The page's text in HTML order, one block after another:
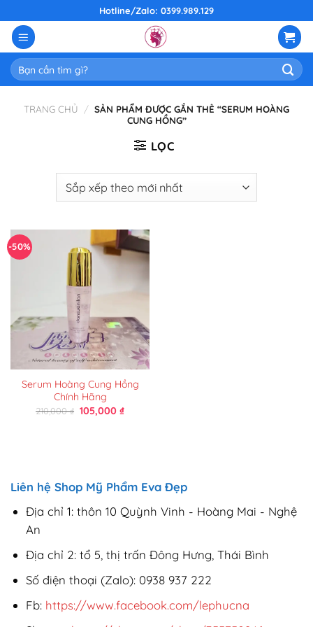
content
Hotline/Zalo: 0399.989.129
Tìm
kiếm:
TRANG CHỦ / SẢN PHẨM ĐƯỢC GẮN THẺ “SERUM HOÀNG
CUNG HỒNG”
LỌC
-50%
Serum Hoàng Cung Hồng
Chính Hãng
210,000₫ Giá
gốc
105,000 ₫Giá
Liên hệ Shop Mỹ Phẩm Eva Đẹp
Địa chỉ 1: thôn 10 Quỳnh Vinh - Hoàng Mai - Nghệ
An
Địa chỉ 2: tổ 5, thị trấn Đông Hưng, Thái Bình
Số điện thoại (Zalo): 0938 937 222
Fb: https://www.facebook.com/lephucna